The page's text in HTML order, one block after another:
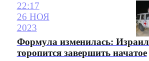
22:17
26 НОЯ
2023
Формула изменилась:
торопится завершить начатое